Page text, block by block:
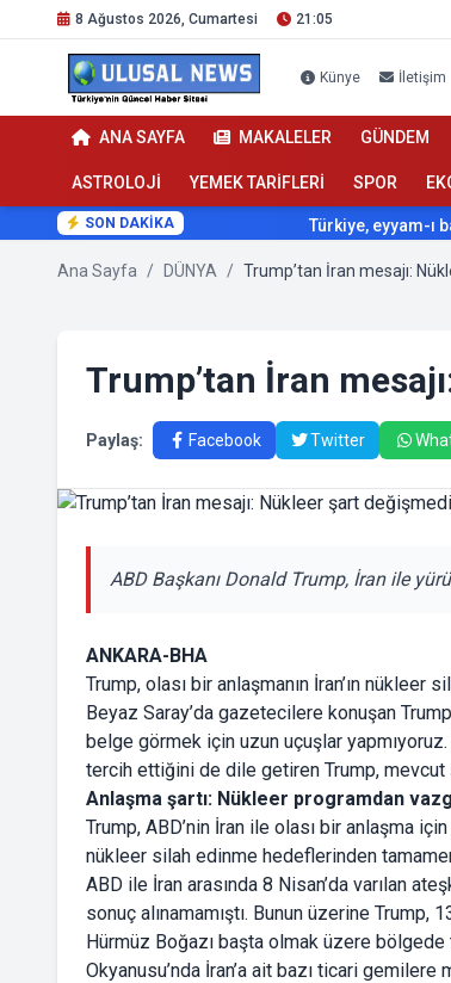
8 Ağustos 2026, Cumartesi 21:05
Künye İletişim
ANA SAYFA MAKALELER GÜNDEM
ASTROLOJİ YEMEK TARİFLERİ SPOR
SON DAKİKA Türkiye, eyyam-ı bahur
Ana Sayfa / DÜNYA / Trump’tan İran mesajı:
Trump’tan İran
Paylaş: Facebook Twitter
ABD Başkanı Donald Trump, İran ile
ANKARA-BHA
Trump, olası bir anlaşmanın İran’ın
Beyaz Saray’da gazetecilere konuşan
belge görmek için uzun uçuşlar
tercih ettiğini de dile getiren Trump,
Anlaşma şartı: Nükleer programdan
Trump, ABD’nin İran ile olası bir anlaşma
nükleer silah edinme hedeflerinden
ABD ile İran arasında 8 Nisan’da varılan
sonuç alınamamıştı. Bunun üzerine Trump,
Hürmüz Boğazı başta olmak üzere
Okyanusu’nda İran’a ait bazı ticari